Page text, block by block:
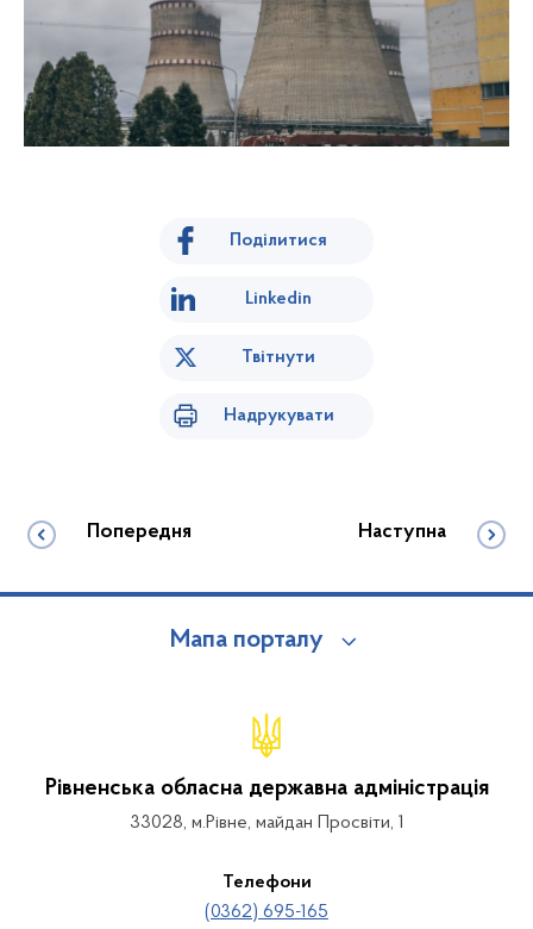
Поділитися
Linkedin
Твітнути
Надрукувати
Попередня Наступна
Мапа порталу
Рівненська обласна державна адміністрація
33028, м.Рівне, майдан Просвіти, 1
Телефони
(0362) 695-165